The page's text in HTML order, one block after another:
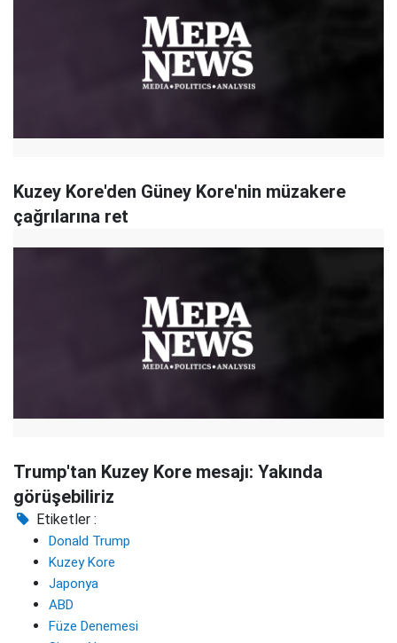
Kuzey Kore'den Güney Kore'nin müzakere
çağrılarına ret
Trump'tan Kuzey Kore mesajı: Yakında
görüşebiliriz
Etiketler :
Donald Trump
Kuzey Kore
Japonya
ABD
Füze Denemesi